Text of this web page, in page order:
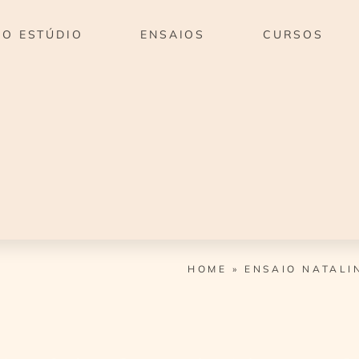
O ESTÚDIO ENSAIOS CURSOS
HOME » ENSAIO